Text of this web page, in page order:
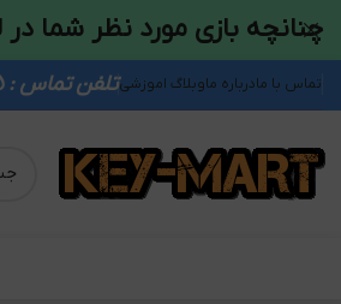
تماس با مادرباره ماوبلاگ اموزشیتلفن تماس : 09354921825 - 09931011833
چنانچه بازی مورد نظر شما